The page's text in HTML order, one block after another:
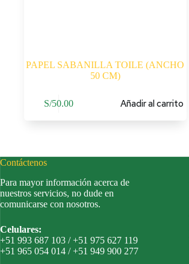
PAPEL SABANILLA TOILE (ANCHO
50 CM)
S/50.00 Añadir al carrito
Contáctenos
Para mayor información acerca de
nuestros servicios, no dude en
comunicarse con nosotros.
Celulares:
+51 993 687 103 / +51 975 627 119
+51 965 054 014 / +51 949 900 277